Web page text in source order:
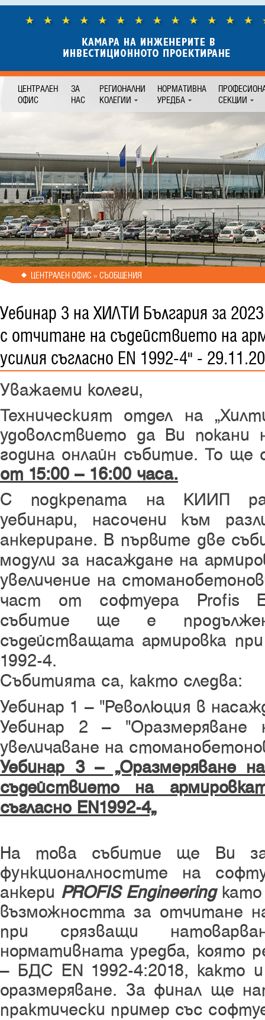
ЦЕНТРАЛЕН
ОФИС
ЗА
НАС
РЕГИОНАЛНИ
КОЛЕГИИ
НОРМАТИВНА
УРЕДБА
СЕКЦИИ
ЦЕНТРАЛЕН ОФИС » СЪОБЩЕНИЯ
Уебинар 3 на ХИЛТИ България за
с отчитане на съдействието на
усилия съгласно EN 1992-4" -
Уважаеми
Техническият отдел на
удоволствието да Ви
година онлайн събитие. То
от 15:00 – 16:00 часа.
С подкрепата на КИИП
уебинари, насочени към
анкериране. В първите две
модули за насаждане на
увеличение на
част от софтуера Profis
събитие ще е
съдействащата армировка
1992-4.
Събитията са, както следва:
Уебинар 1 – "Революция в
Уебинар 2 – "Оразмеряване
увеличаване на
Уебинар 3 – „Оразмеряване
съдействието на
съгласно EN1992-4“
На това събитие ще Ви
функционалностите на
анкери PROFIS Engineeringкато
възможността за отчитане
при срязващи
нормативната уредба, която
– БДС EN 1992-4:2018, както
оразмеряване. За финал ще
практически пример със